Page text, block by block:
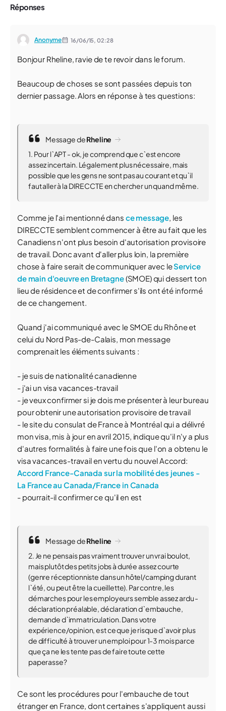
Réponses
Anonyme 16/06/15,02:28
Bonjour Rheline, ravie de te revoir dans le forum.
Beaucoup de choses se sont passées depuis ton
dernier passage. Alors en réponse à tes questions:
Message deRheline
1. Pour l`APT - ok, je comprend que c`est encore
assez incertain. Légalement plus nécessaire, mais
possible que les gens ne sont pas au courant et qu`il
faut aller à la DIRECCTE en chercher un quand même.
Comme je l'ai mentionné dans ce message, les
DIRECCTE semblent commencer à être au fait que les
Canadiens n'ont plus besoin d'autorisation provisoire
de travail. Donc avant d'aller plus loin, la première
chose à faire serait de communiquer avec leService
de main d'oeuvre en Bretagne(SMOE) qui dessert ton
lieu de résidence et de confirmer s'ils ont été informé
de ce changement.
Quand j'ai communiqué avec le SMOE du Rhône et
celui du Nord Pas-de-Calais, mon message
comprenait les éléments suivants :
- je suis de nationalité canadienne
- j'ai un visa vacances-travail
- je veux confirmer si je dois me présenter à leur bureau
pour obtenir une autorisation provisoire de travail
- le site du consulat de France à Montréal qui a délivré
mon visa, mis à jour en avril 2015, indique qu'il n'y a plus
d'autres formalités à faire une fois que l'on a obtenu le
visa vacances-travail en vertu du nouvel Accord:
Accord France-Canada sur la mobilité des jeunes -
La France au Canada/France in Canada
- pourrait-il confirmer ce qu'il en est
Message deRheline
2. Je ne pensais pas vraiment trouver un vrai boulot,
mais plutôt des petits jobs à durée assez courte
(genre réceptionniste dans un hôtel/camping durant
l`été, ou peut être la cueillette). Par contre, les
démarches pour les employeurs semble assez ardu -
déclaration préalable, déclaration d`embauche,
demande d`immatriculation. Dans votre
expérience/opinion, est ce que je risque d`avoir plus
de difficulté à trouver un emploi pour 1-3 mois parce
que ça ne les tente pas de faire toute cette
paperasse?
Ce sont les procédures pour l'embauche de tout
étranger en France, dont certaines s'appliquent aussi